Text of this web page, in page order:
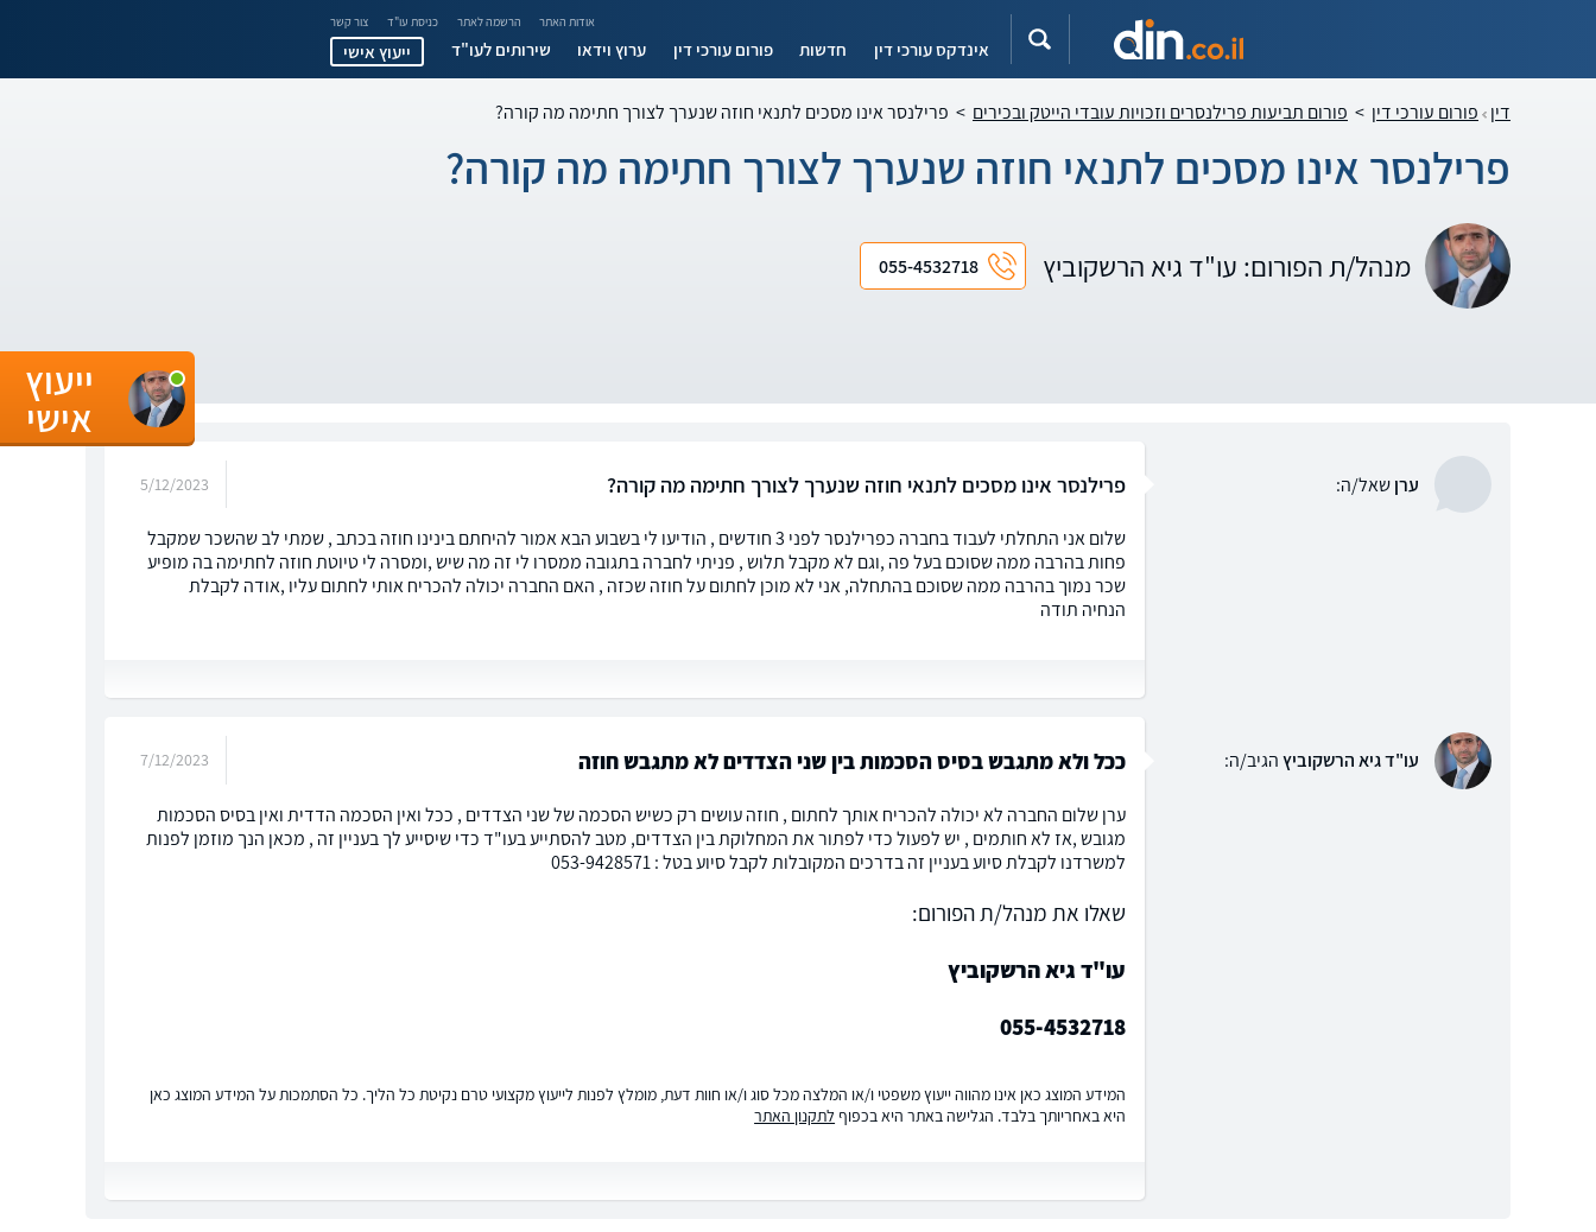
אודות האתר הרשמה לאתר כניסת עו"ד צור קשר
אינדקס עורכי דין חדשות פורום עורכי דין ערוץ וידאו שירותים לעו"ד ייעוץ אישי
דין פורום עורכי דין > פורום תביעות פרילנסרים וזכויות עובדי הייטק ובכירים > פרילנסר אינו מסכים לתנאי חוזה שנערך לצורך חתימה מה קורה?
פרילנסר אינו מסכים לתנאי חוזה שנערך לצורך חתימה מה קורה?
מנהל/ת הפורום: עו"ד גיא הרשקוביץ 055-4532718
ערןשאל/ה: פרילנסר אינו מסכים לתנאי חוזה שנערך לצורך חתימה מה קורה? 5/12/2023
שלום אני התחלתי לעבוד בחברה כפרילנסר לפני 3 חודשים , הודיעו לי בשבוע הבא אמור להיחתם בינינו חוזה בכתב , שמתי לב שהשכר שמקבל
פחות בהרבה ממה שסוכם בעל פה ,וגם לא מקבל תלוש , פניתי לחברה בתגובה ממסרו לי זה מה שיש ,ומסרה לי טיוטת חוזה לחתימה בה מופיע
שכר נמוך בהרבה ממה שסוכם בהתחלה, אני לא מוכן לחתום על חוזה שכזה , האם החברה יכולה להכריח אותי לחתום עליו ,אודה לקבלת
הנחיה תודה
עו"ד גיא הרשקוביץהגיב/ה: ככל ולא מתגבש בסיס הסכמות בין שני הצדדים לא מתגבש חוזה 7/12/2023
ערן שלום החברה לא יכולה להכריח אותך לחתום , חוזה עושים רק כשיש הסכמה של שני הצדדים , ככל ואין הסכמה הדדית ואין בסיס הסכמות
מגובש ,אז לא חותמים , יש לפעול כדי לפתור את המחלוקת בין הצדדים, מטב להסתייע בעו"ד כדי שיסייע לך בעניין זה , מכאן הנך מוזמן לפנות
למשרדנו לקבלת סיוע בעניין זה בדרכים המקובלות לקבל סיוע בטל : 053-9428571
שאלו את מנהל/ת הפורום:
עו"ד גיא הרשקוביץ
055-4532718
המידע המוצג כאן אינו מהווה ייעוץ משפטי ו/או המלצה מכל סוג ו/או חוות דעת, מומלץ לפנות לייעוץ מקצועי טרם נקיטת כל הליך. כל הסתמכות על המידע המוצג כאן
היא באחריותך בלבד. הגלישה באתר היא בכפוף לתקנון האתר
ייעוץ
אישי